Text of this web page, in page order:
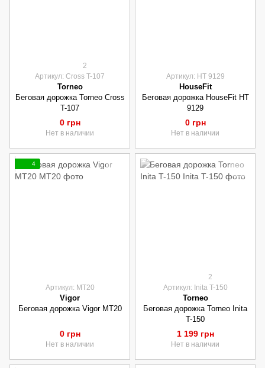
2
Артикул: Cross T-107
Torneo
Беговая дорожка Torneo Cross
T-107
0 грн
Нет в наличии
Артикул: HT 9129
HouseFit
Беговая дорожка HouseFit HT
9129
0 грн
Нет в наличии
4
Артикул: MT20
Vigor
Беговая дорожка Vigor MT20
0 грн
Нет в наличии
2
Артикул: Inita T-150
Torneo
Беговая дорожка Torneo Inita
T-150
1 199 грн
Нет в наличии